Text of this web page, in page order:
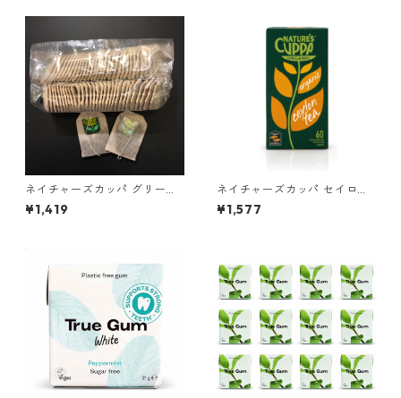
ネイチャーズカッパ グリーン
ティ 60ティーバッグ ＊外箱
なし
¥1,419
ネイチャーズカッパ セイロン
60ティーバッグ
¥1,577